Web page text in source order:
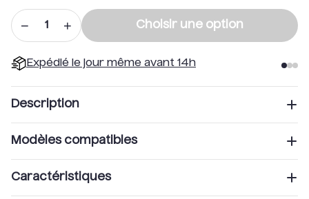
− 1 + Choisir une option
Expédié le jour même avant 14h
Description
Renfort de garde boue pour Xiaomi
m365 et Pro
Modèles compatibles
suivantes :
Caractéristiques